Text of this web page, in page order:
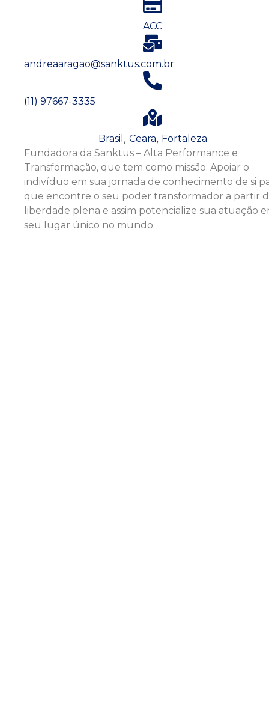
Fundadora da Sanktus – Alta Performance e
Transformação, que tem como missão: Apoiar o
indivíduo em sua jornada de conhecimento de si
que encontre o seu poder transformador a partir
liberdade plena e assim potencialize sua atuação
seu lugar único no mundo.
ACC
andreaaragao@sanktus.com.br
(11) 97667-3335
Brasil , Ceara, Fortaleza